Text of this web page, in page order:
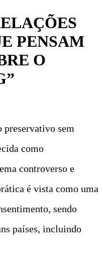
PENSAM
O
sem
como
controverso e
é vista como uma
sendo
países, incluindo